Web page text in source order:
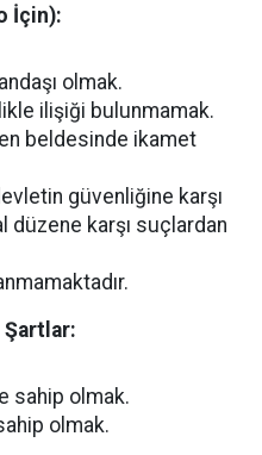
İçin):
olmak.
ilişiği bulunmamak.
beldesinde ikamet
güvenliğine karşı
düzene karşı suçlardan
Şartlar:
sahip olmak.
olmak.